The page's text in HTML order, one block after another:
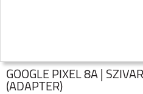
GOOGLE PIXEL 8A |
(ADAPTER)